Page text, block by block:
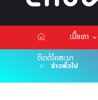
ເນື້ອຫາ
ຕິດຕໍ່ໂຄສະນາ
ຂ່າວທົ່ວໄປ